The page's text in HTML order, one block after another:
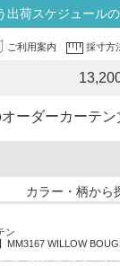
出荷スケジュール
ご利用案内 採寸方
ーダーカーテン
カラー・柄から
ン
MM3167 WILLOW